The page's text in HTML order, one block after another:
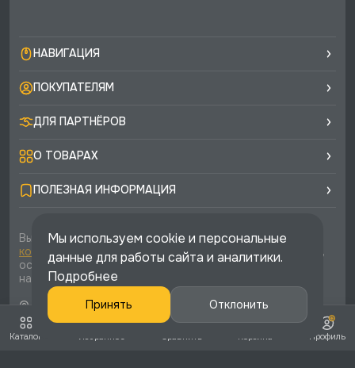
НАВИГАЦИЯ
ПОКУПАТЕЛЯМ
ДЛЯ ПАРТНЁРОВ
О ТОВАРАХ
ПОЛЕЗНАЯ ИНФОРМАЦИЯ
Вы соглашаетесь с условиямиполитики
конфиденциальностиипубличной офертыкаждый раз,
оставляя свои данные в любой форме обратной связи
на сайте runtec-shop.ru
© 2026 «Runtec», официальный интернет-магазин. Все
права защищены
Каталог Профиль
Мы используем cookie и персональные
данные для работы сайта и аналитики.
Подробнее
Принять Отклонить